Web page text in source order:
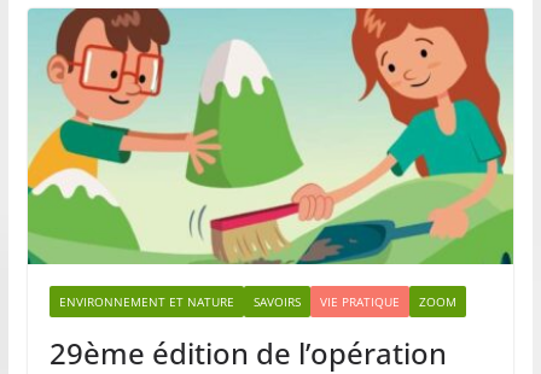
ENVIRONNEMENT ET NATURE SAVOIRS VIE PRATIQUE ZOOM
29ème édition de l’opération